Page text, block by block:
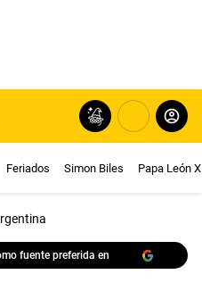
Feriados Simon Biles Papa León
fuente preferida en